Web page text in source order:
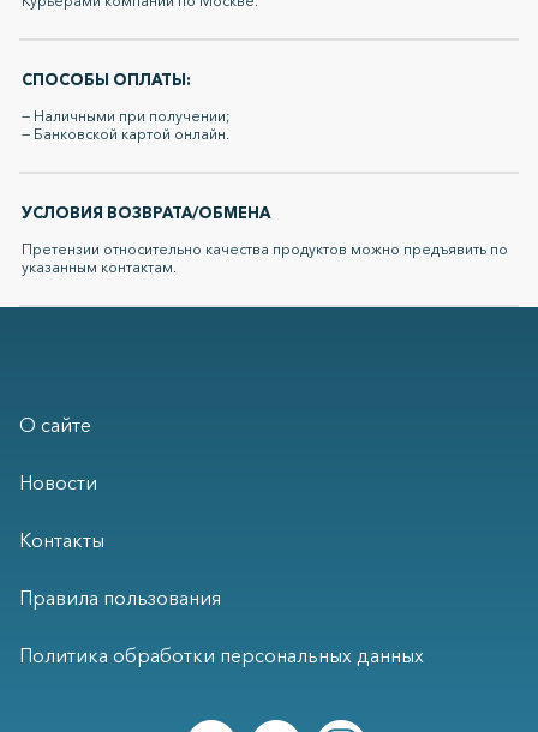
СПОСОБЫ ОПЛАТЫ:
— Наличными при получении;
— Банковской картой онлайн.
УСЛОВИЯ ВОЗВРАТА/ОБМЕНА
Претензии относительно качества продуктов можно предъявить по
указанным контактам.
О сайте
Новости
Контакты
Правила пользования
Политика обработки персональных данных